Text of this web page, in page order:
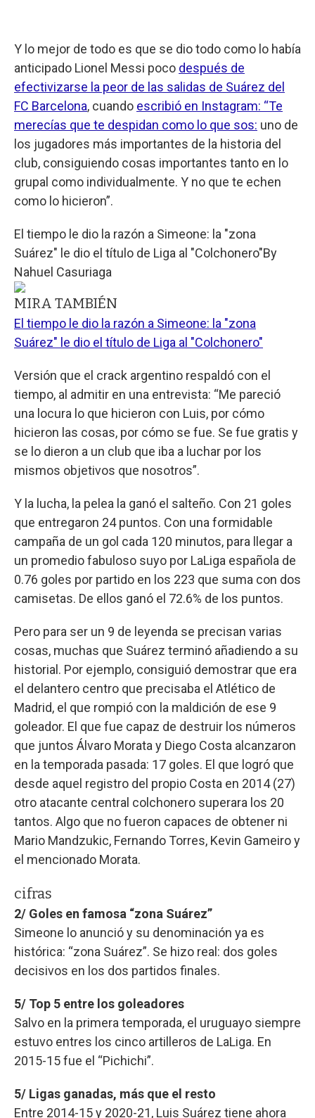
Y lo mejor de todo es que se dio todo como lo había
anticipado Lionel Messi poco después de
efectivizarse la peor de las salidas de Suárez del
FC Barcelona, cuando escribió en Instagram: “Te
merecías que te despidan como lo que sos: uno de
los jugadores más importantes de la historia del
club, consiguiendo cosas importantes tanto en lo
grupal como individualmente. Y no que te echen
como lo hicieron”.
El tiempo le dio la razón a Simeone: la "zona
Suárez" le dio el título de Liga al "Colchonero"By
Nahuel Casuriaga
MIRA TAMBIÉN
El tiempo le dio la razón a Simeone: la "zona
Suárez" le dio el título de Liga al "Colchonero"
Versión que el crack argentino respaldó con el
tiempo, al admitir en una entrevista: “Me pareció
una locura lo que hicieron con Luis, por cómo
hicieron las cosas, por cómo se fue. Se fue gratis y
se lo dieron a un club que iba a luchar por los
mismos objetivos que nosotros”.
Y la lucha, la pelea la ganó el salteño. Con 21 goles
que entregaron 24 puntos. Con una formidable
campaña de un gol cada 120 minutos, para llegar a
un promedio fabuloso suyo por LaLiga española de
0.76 goles por partido en los 223 que suma con dos
camisetas. De ellos ganó el 72.6% de los puntos.
Pero para ser un 9 de leyenda se precisan varias
cosas, muchas que Suárez terminó añadiendo a su
historial. Por ejemplo, consiguió demostrar que era
el delantero centro que precisaba el Atlético de
Madrid, el que rompió con la maldición de ese 9
goleador. El que fue capaz de destruir los números
que juntos Álvaro Morata y Diego Costa alcanzaron
en la temporada pasada: 17 goles. El que logró que
desde aquel registro del propio Costa en 2014 (27)
otro atacante central colchonero superara los 20
tantos. Algo que no fueron capaces de obtener ni
Mario Mandzukic, Fernando Torres, Kevin Gameiro y
el mencionado Morata.
cifras
2/ Goles en famosa “zona Suárez”
Simeone lo anunció y su denominación ya es
histórica: “zona Suárez”. Se hizo real: dos goles
decisivos en los dos partidos finales.
5/ Top 5 entre los goleadores
Salvo en la primera temporada, el uruguayo siempre
estuvo entres los cinco artilleros de LaLiga. En
2015-15 fue el “Pichichi”.
5/ Ligas ganadas, más que el resto
Entre 2014-15 y 2020-21, Luis Suárez tiene ahora